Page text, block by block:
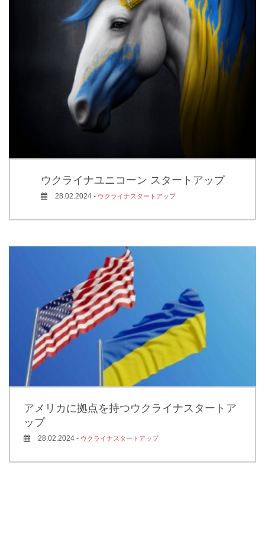
ウクライナユニコーン スタートアップ
28.02.2024 - ウクライナスタートアップ
アメリカに拠点を持つウクライナスタートア
ップ
28.02.2024 - ウクライナスタートアップ